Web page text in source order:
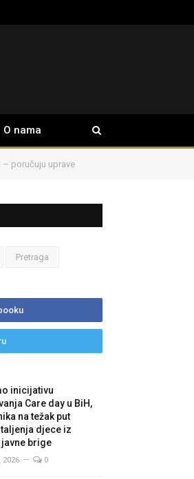
O nama
– poručuju uprave
inicijativu
Care day u BiH,
na težak put
djece iz
brige
2026 0